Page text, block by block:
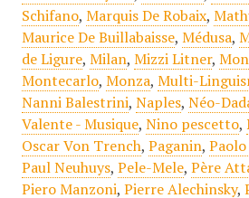
Schifano, Marquis De Robaix,
Maurice De Buillabaisse, Médusa,
de Ligure, Milan, Mizzi Litner,
Montecarlo, Monza, Multi-
Nanni Balestrini, Naples, Néo-
Valente - Musique, Nino pescetto,
Oscar Von Trench, Paganin,
Paul Neuhuys, Pele-Mele, Père
Piero Manzoni, Pierre Alechinsky,